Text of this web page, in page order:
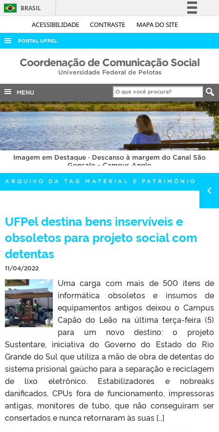
ACESSIBILIDADE CONTRASTE MAPA DO SITE
BRASIL
Simplifique!
Acesso à informação
Legislação
Canais
PORTAL UFPEL
ACESSO À INFORMAÇÃO
COBALTO
CONCURSOS
EDITAIS
INTERNACIONAL
OUVIDORIA
PORTARIAS
TELEFONES
Coordenação de Comunicação Social
Universidade Federal de Pelotas
MENU
Imagem em Destaque · Descanso à margem do Canal São
Gonçalo – Campus Anglo
ARQUIVO DA TAG MATERIAL E PATRIMÔNIO
UFPel destina bens inservíveis e
obsoletos para projeto social com
detentas
11/04/2022
Uma carga com mais de 500 itens de
informática obsoletos e insumos de
equipamentos antigos deixou o Campus
Capão do Leão na última terça-feira (5)
para um novo destino: o projeto
Sustentare, iniciativa do Governo do Estado do Rio
Grande do Sul que utiliza a mão de obra de detentas do
sistema prisional gaúcho para a separação e reciclagem
de lixo eletrônico. Estabilizadores e nobreaks
danificados, CPUs fora de funcionamento, impressoras
antigas, monitores de tubo, que não conseguiram ser
consertados e nunca retornaram às suas […]